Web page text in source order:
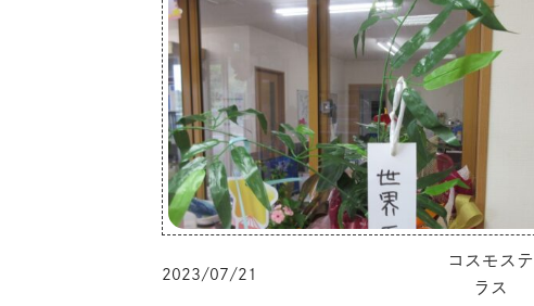
2023/07/21
コスモステ
ラス